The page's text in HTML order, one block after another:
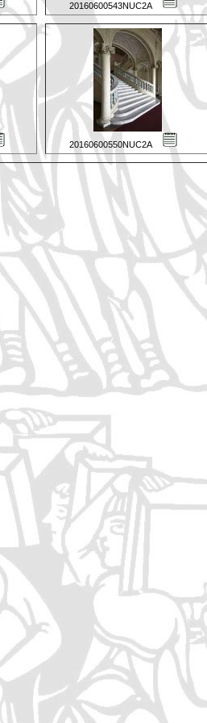
20160600543NUC2A
20160600550NUC2A